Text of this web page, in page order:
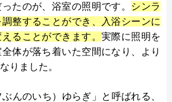
たのが、浴室の照明です。
シンラ
整することができ、入浴シーンに
ることができます。 実際に照明を
体が落ち着いた空間になり、より
りました。
んのいち）ゆらぎ」と呼ばれる、